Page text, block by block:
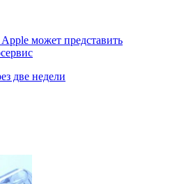
может представить
две недели